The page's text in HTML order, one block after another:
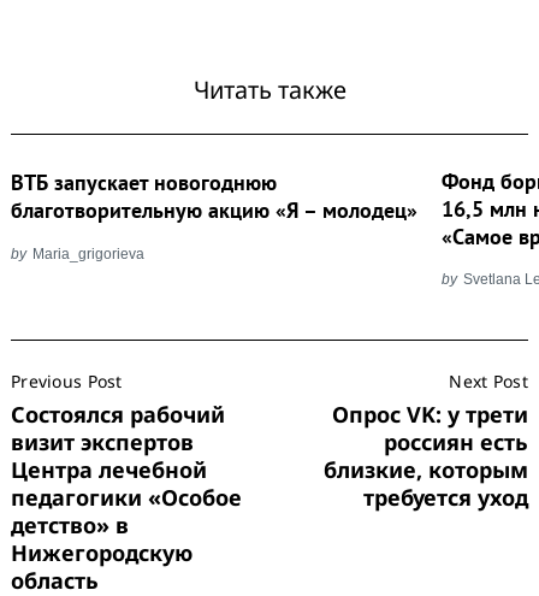
Читать также
ВТБ запускает новогоднюю
благотворительную акцию «Я – молодец»
by Maria_grigorieva
Фонд
16,5 млн
«Самое
by Svetlana
Navigation
Previous Post
Состоялся рабочий
визит экспертов
Центра лечебной
педагогики «Особое
детство» в
Нижегородскую
область
Next Post
Опрос VK: у трети
россиян есть
близкие, которым
требуется уход